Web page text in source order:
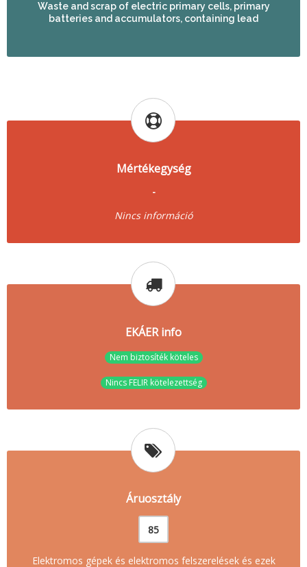
Waste and scrap of electric primary cells, primary
batteries and accumulators, containing lead
Mértékegység
-
Nincs információ
EKÁER info
Nem biztosíték köteles
Nincs FELIR kötelezettség
Áruosztály
85
Elektromos gépek és elektromos felszerelések és ezek